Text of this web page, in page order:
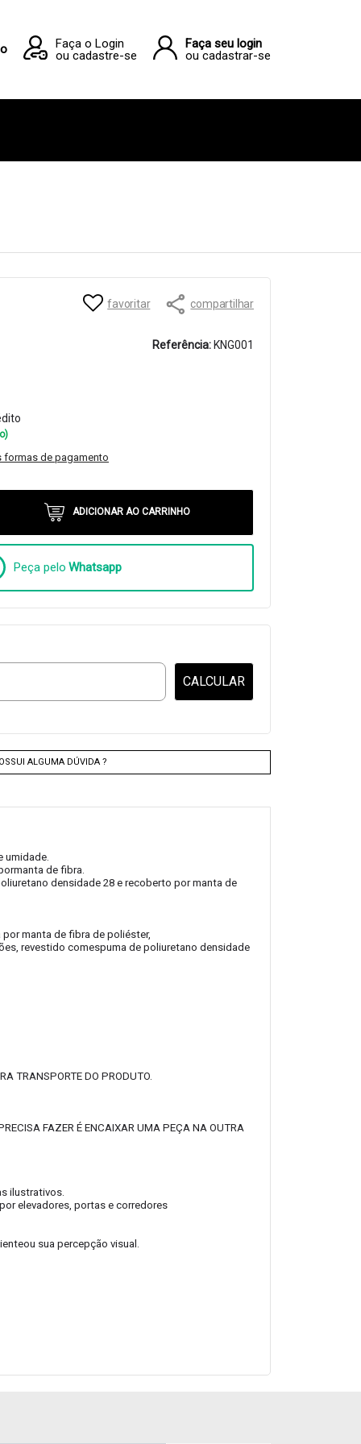
Faça o Login
ou cadastre-se
Faça seu login
ou cadastrar-se
favoritar compartilhar
Referência: KNG001
formas de pagamento
ADICIONAR AO CARRINHO
Peça pelo Whatsapp
CALCULAR
ALGUMA DÚVIDA ?
umidade.
de fibra.
densidade 28 e recoberto por manta de
manta de fibra de poliéster,
revestido comespuma de poliuretano densidade
TRANSPORTE DO PRODUTO.
FAZER É ENCAIXAR UMA PEÇA NA OUTRA
ilustrativos.
elevadores, portas e corredores
sua percepção visual.